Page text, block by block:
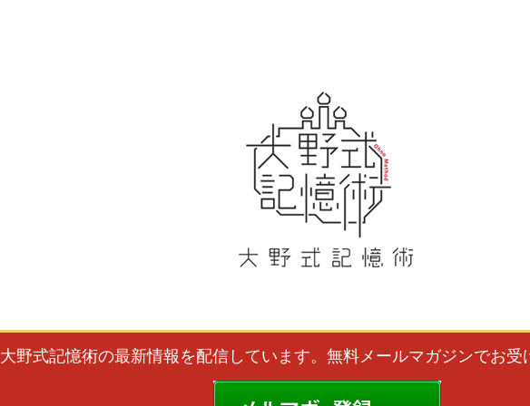
大野式記憶術の最新情報を配信しています。 無料メールマガジンでお受